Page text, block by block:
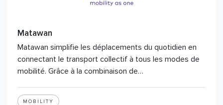
Matawan
Matawan simplifie les déplacements du quotidien en
connectant le transport collectif à tous les modes de
mobilité. Grâce à la combinaison de…
MOBILITY